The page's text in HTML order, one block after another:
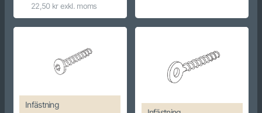
22,50 kr exkl. moms
Infästning